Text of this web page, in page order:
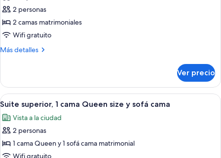
de
Habitación
ejecutiva,
camas
2 personas
2 camas matrimoniales
Wifi gratuito
Más detalles
Más
ejecutiva,
camas
matrimoniales
Ver precio
Abrir
todas
las
fotos
de
Suite
Suite superior, 1 cama Queen size y
11
Suite superior, 1 cama Queen size y sofá cama
Vista a la ciudad
2 personas
1 cama Queen y 1 sofá cama matrimonial
Wifi gratuito